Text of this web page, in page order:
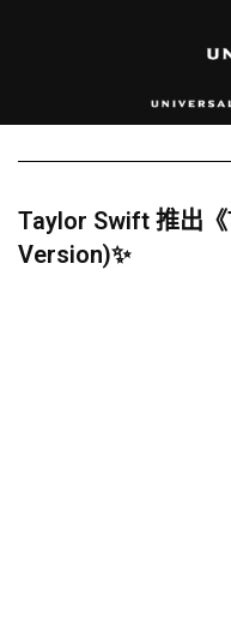
Taylor Swift 推出
Version)✨